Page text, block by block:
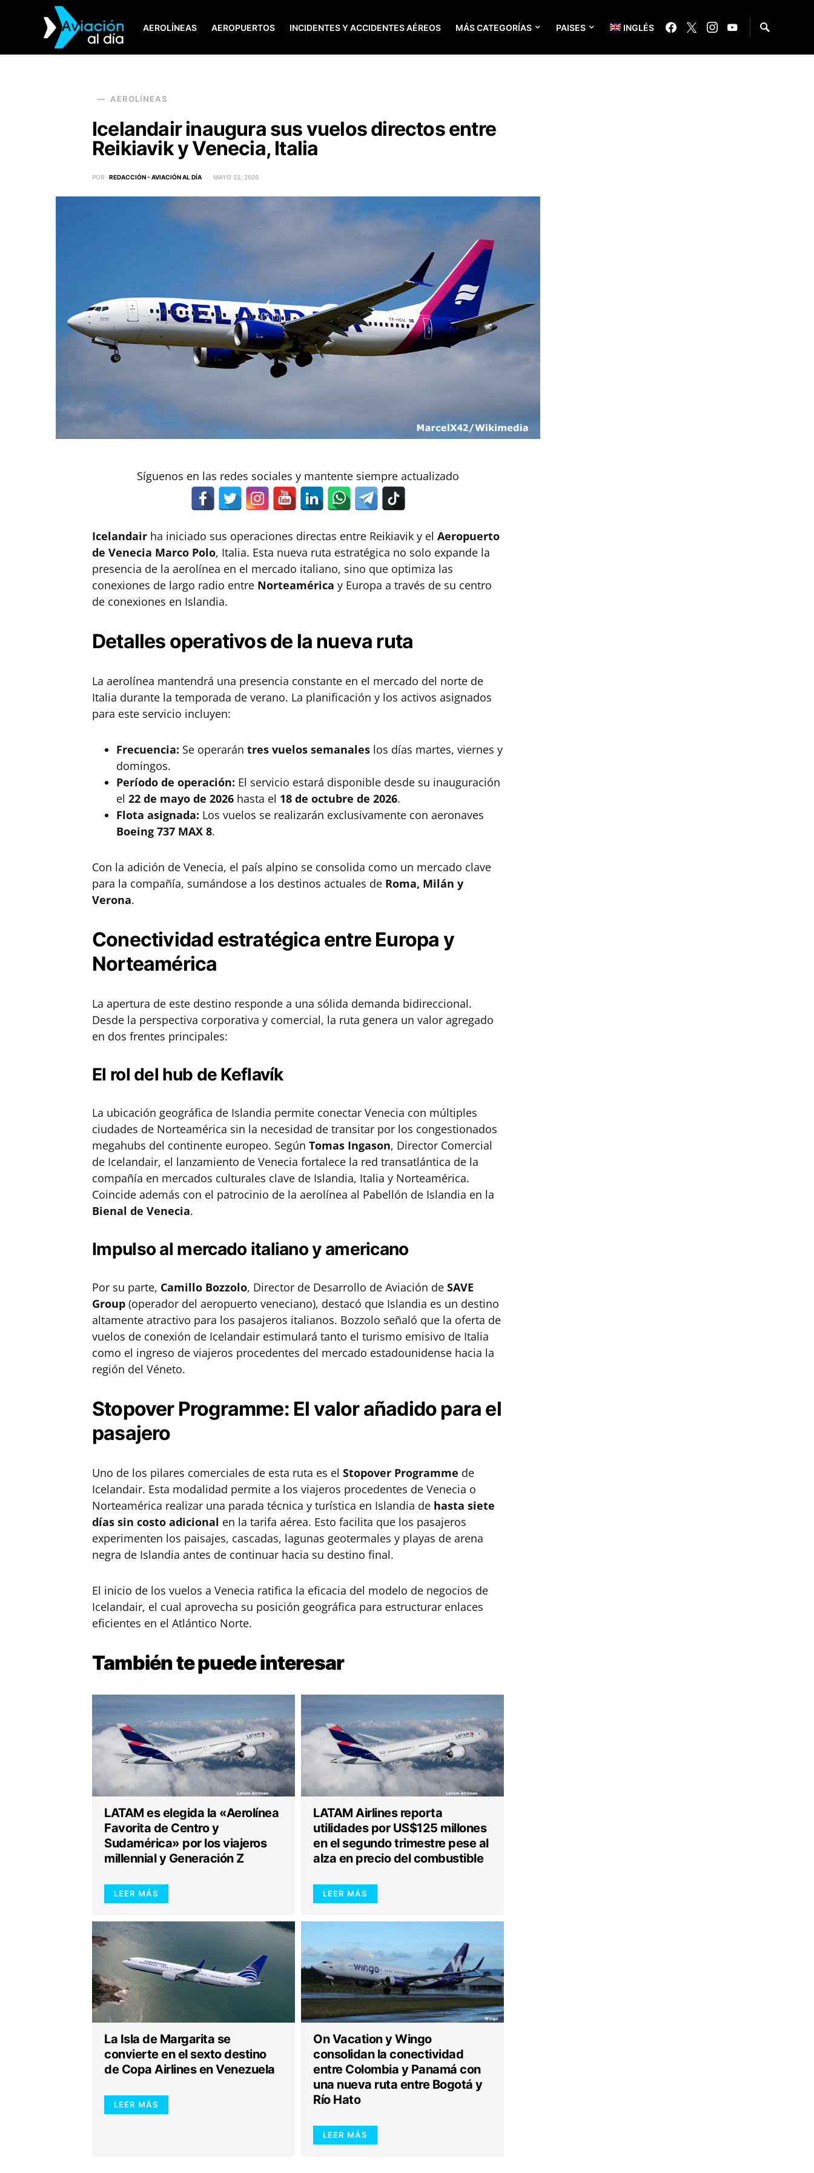
AEROLÍNEAS AEROPUERTOS INCIDENTES Y ACCIDENTES AÉREOS MÁS CATEGORÍAS PAISES INGLÉS
SEARCH FOR:
AEROLÍNEAS
Icelandair inaugura sus vuelos directos entre
Reikiavik y Venecia, Italia
POR REDACCIÓN - AVIACIÓN AL DÍA MAYO 22, 2026
Síguenos en las redes sociales y mantente siempre actualizado
Icelandair ha iniciado sus operaciones directas entre Reikiavik y el Aeropuerto
de Venecia Marco Polo, Italia. Esta nueva ruta estratégica no solo expande la
presencia de la aerolínea en el mercado italiano, sino que optimiza las
conexiones de largo radio entre Norteamérica y Europa a través de su centro
de conexiones en Islandia.
Detalles operativos de la nueva ruta
La aerolínea mantendrá una presencia constante en el mercado del norte de
Italia durante la temporada de verano. La planificación y los activos asignados
para este servicio incluyen:
Frecuencia: Se operarán tres vuelos semanales los días martes, viernes y
domingos.
Período de operación: El servicio estará disponible desde su inauguración
el 22 de mayo de 2026 hasta el 18 de octubre de 2026.
Flota asignada: Los vuelos se realizarán exclusivamente con aeronaves
Boeing 737 MAX 8.
Con la adición de Venecia, el país alpino se consolida como un mercado clave
para la compañía, sumándose a los destinos actuales de Roma, Milán y
Verona.
Conectividad estratégica entre Europa y
Norteamérica
La apertura de este destino responde a una sólida demanda bidireccional.
Desde la perspectiva corporativa y comercial, la ruta genera un valor agregado
en dos frentes principales:
El rol del hub de Keflavík
La ubicación geográfica de Islandia permite conectar Venecia con múltiples
ciudades de Norteamérica sin la necesidad de transitar por los congestionados
megahubs del continente europeo. Según Tomas Ingason, Director Comercial
de Icelandair, el lanzamiento de Venecia fortalece la red transatlántica de la
compañía en mercados culturales clave de Islandia, Italia y Norteamérica.
Coincide además con el patrocinio de la aerolínea al Pabellón de Islandia en la
Bienal de Venecia.
Impulso al mercado italiano y americano
Por su parte, Camillo Bozzolo, Director de Desarrollo de Aviación de SAVE
Group (operador del aeropuerto veneciano), destacó que Islandia es un destino
altamente atractivo para los pasajeros italianos. Bozzolo señaló que la oferta de
vuelos de conexión de Icelandair estimulará tanto el turismo emisivo de Italia
como el ingreso de viajeros procedentes del mercado estadounidense hacia la
región del Véneto.
Stopover Programme: El valor añadido para el
pasajero
Uno de los pilares comerciales de esta ruta es el Stopover Programme de
Icelandair. Esta modalidad permite a los viajeros procedentes de Venecia o
Norteamérica realizar una parada técnica y turística en Islandia de hasta siete
días sin costo adicional en la tarifa aérea. Esto facilita que los pasajeros
experimenten los paisajes, cascadas, lagunas geotermales y playas de arena
negra de Islandia antes de continuar hacia su destino final.
El inicio de los vuelos a Venecia ratifica la eficacia del modelo de negocios de
Icelandair, el cual aprovecha su posición geográfica para estructurar enlaces
eficientes en el Atlántico Norte.
También te puedeinteresar
LATAM es elegida la «Aerolínea
Favorita de Centro y
Sudamérica» por los viajeros
millennial y Generación Z
LEER MÁS
LATAM Airlines reporta
utilidades por US$125 millones
en el segundo trimestre pese al
alza en precio del combustible
LEER MÁS
La Isla de Margarita se
convierte en el sexto destino
de Copa Airlines en Venezuela
LEER MÁS
On Vacation y Wingo
consolidan la conectividad
entre Colombia y Panamá con
una nueva ruta entre Bogotá y
Río Hato
LEER MÁS